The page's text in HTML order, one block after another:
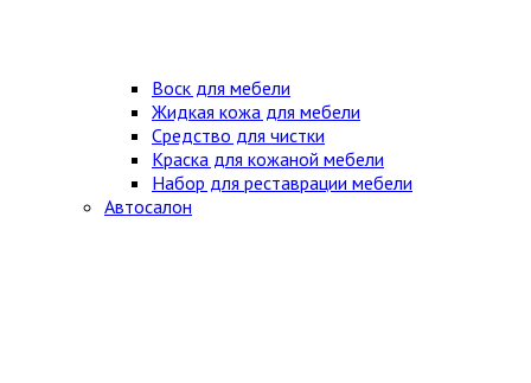
Воск для мебели
Жидкая кожа для мебели
Средство для чистки
Краска для кожаной мебели
Набор для реставрации мебели
Автосалон